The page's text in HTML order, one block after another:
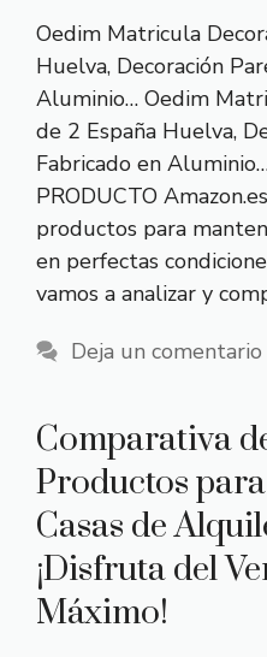
Oedim Matricula
Huelva, Decoración
Aluminio… Oedim
de 2 España Huelva,
Fabricado en
PRODUCTO
productos para
en perfectas
vamos a analizar y
Deja un comentario
Comparativa
Productos
Casas de
¡Disfruta del
Máximo!